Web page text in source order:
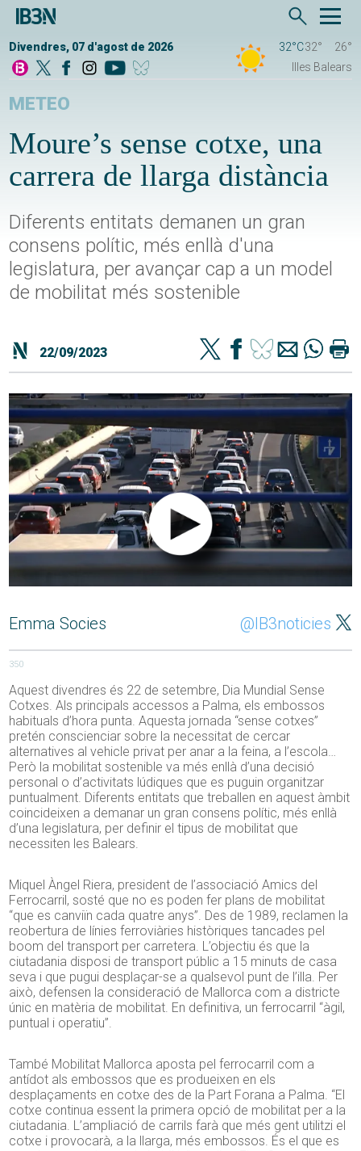
Divendres, 07 d'agost de 2026 32°C32°
26°
Illes Balears
METEO
Moure’s sense cotxe, una
carrera de llarga distància
Diferents entitats demanen un gran
consens polític, més enllà d'una
legislatura, per avançar cap a un model
de mobilitat més sostenible
22/09/2023
Emma Socies @IB3noticies
350
Aquest divendres és 22 de setembre, Dia Mundial Sense
Cotxes. Als principals accessos a Palma, els embossos
habituals d’hora punta. Aquesta jornada “sense cotxes”
pretén conscienciar sobre la necessitat de cercar
alternatives al vehicle privat per anar a la feina, a l’escola…
Però la mobilitat sostenible va més enllà d’una decisió
personal o d’activitats lúdiques que es puguin organitzar
puntualment. Diferents entitats que treballen en aquest àmbit
coincideixen a demanar un gran consens polític, més enllà
d’una legislatura, per definir el tipus de mobilitat que
necessiten les Balears.
Miquel Àngel Riera, president de l’associació Amics del
Ferrocarril, sosté que no es poden fer plans de mobilitat
“que es canviïn cada quatre anys”. Des de 1989, reclamen la
reobertura de línies ferroviàries històriques tancades pel
boom del transport per carretera. L’objectiu és que la
ciutadania disposi de transport públic a 15 minuts de casa
seva i que pugui desplaçar-se a qualsevol punt de l’illa. Per
això, defensen la consideració de Mallorca com a districte
únic en matèria de mobilitat. En definitiva, un ferrocarril “àgil,
puntual i operatiu”.
També Mobilitat Mallorca aposta pel ferrocarril com a
antídot als embossos que es produeixen en els
desplaçaments en cotxe des de la Part Forana a Palma. “El
cotxe continua essent la primera opció de mobilitat per a la
ciutadania. L’ampliació de carrils farà que més gent utilitzi el
cotxe i provocarà, a la llarga, més embossos. És el que es